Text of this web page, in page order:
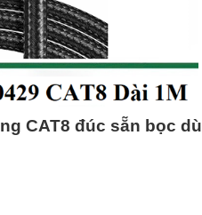
CAT8 đúc sẵn bọc dù